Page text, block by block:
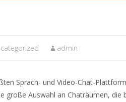
admin
Sprach- und Video-Chat-
große Auswahl an Chaträumen,